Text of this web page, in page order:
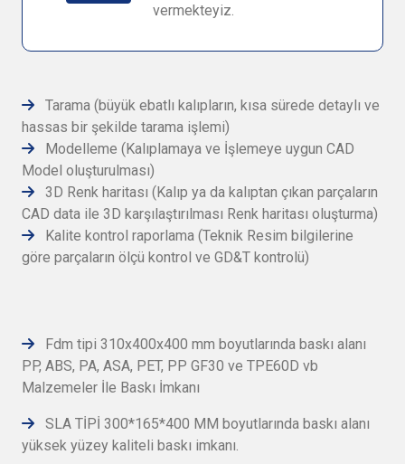
vermekteyiz.
Tarama (büyük ebatlı kalıpların, kısa sürede detaylı ve
hassas bir şekilde tarama işlemi)
Modelleme (Kalıplamaya ve İşlemeye uygun CAD
Model oluşturulması)
3D Renk haritası (Kalıp ya da kalıptan çıkan parçaların
CAD data ile 3D karşılaştırılması Renk haritası oluşturma)
Kalite kontrol raporlama (Teknik Resim bilgilerine
göre parçaların ölçü kontrol ve GD&T kontrolü)
Fdm tipi 310x400x400 mm boyutlarında baskı alanı
PP, ABS, PA, ASA, PET, PP GF30 ve TPE60D vb
Malzemeler İle Baskı İmkanı
SLA TİPİ 300*165*400 MM boyutlarında baskı alanı
yüksek yüzey kaliteli baskı imkanı.